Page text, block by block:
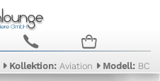
c n
Kollektion: Aviation Modell: BC